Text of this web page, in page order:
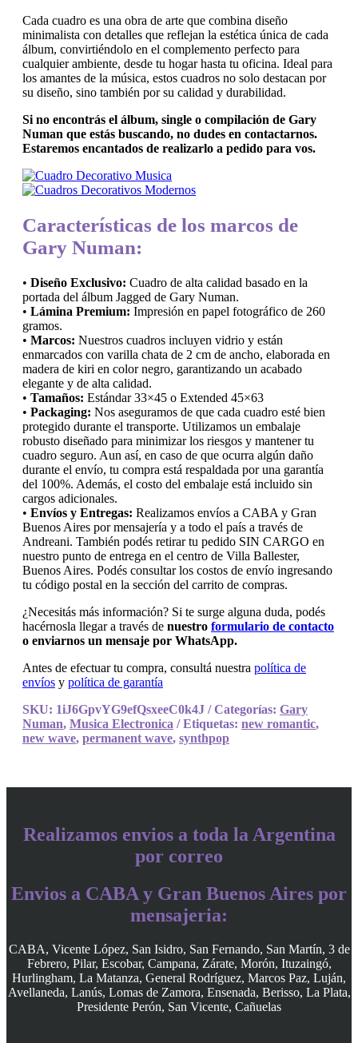
Cada cuadro es una obra de arte que combina diseño
minimalista con detalles que reflejan la estética única de cada
álbum, convirtiéndolo en el complemento perfecto para
cualquier ambiente, desde tu hogar hasta tu oficina. Ideal para
los amantes de la música, estos cuadros no solo destacan por
su diseño, sino también por su calidad y durabilidad.
Si no encontrás el álbum, single o compilación de Gary
Numan que estás buscando, no dudes en contactarnos.
Estaremos encantados de realizarlo a pedido para vos.
Características de los marcos de
Gary Numan:
• Diseño Exclusivo: Cuadro de alta calidad basado en la
portada del álbum Jagged de Gary Numan.
• Lámina Premium: Impresión en papel fotográfico de 260
gramos.
• Marcos: Nuestros cuadros incluyen vidrio y están
enmarcados con varilla chata de 2 cm de ancho, elaborada en
madera de kiri en color negro, garantizando un acabado
elegante y de alta calidad.
• Tamaños: Estándar 33×45 o Extended 45×63
• Packaging: Nos aseguramos de que cada cuadro esté bien
protegido durante el transporte. Utilizamos un embalaje
robusto diseñado para minimizar los riesgos y mantener tu
cuadro seguro. Aun así, en caso de que ocurra algún daño
durante el envío, tu compra está respaldada por una garantía
del 100%. Además, el costo del embalaje está incluido sin
cargos adicionales.
• Envíos y Entregas: Realizamos envíos a CABA y Gran
Buenos Aires por mensajería y a todo el país a través de
Andreani. También podés retirar tu pedido SIN CARGO en
nuestro punto de entrega en el centro de Villa Ballester,
Buenos Aires. Podés consultar los costos de envío ingresando
tu código postal en la sección del carrito de compras.
¿Necesitás más información? Si te surge alguna duda, podés
hacérnosla llegar a través de nuestro formulario de contacto
o enviarnos un mensaje por WhatsApp.
Antes de efectuar tu compra, consultá nuestra política de
envíos y política de garantía
SKU: 1iJ6GpvYG9efQsxeeC0k4J Categorías: Gary
Numan, Musica Electronica Etiquetas: new romantic,
new wave, permanent wave, synthpop
Realizamos envios a toda la Argentina
por correo
Envios a CABA y Gran Buenos Aires por
mensajeria:
CABA, Vicente López, San Isidro, San Fernando, San Martín, 3 de
Febrero, Pilar, Escobar, Campana, Zárate, Morón, Ituzaingó,
Hurlingham, La Matanza, General Rodríguez, Marcos Paz, Luján,
Avellaneda, Lanús, Lomas de Zamora, Ensenada, Berisso, La Plata,
Presidente Perón, San Vicente, Cañuelas